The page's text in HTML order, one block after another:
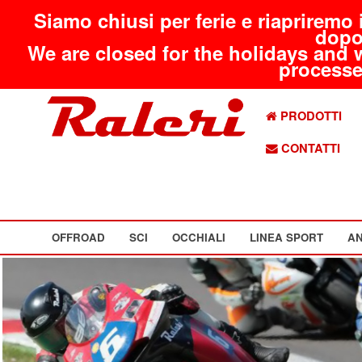
Siamo chiusi per ferie e
We are closed for the holidays
PRODOTTI
CONTATTI
OFFROAD SCI OCCHIALI LINEA SPORT